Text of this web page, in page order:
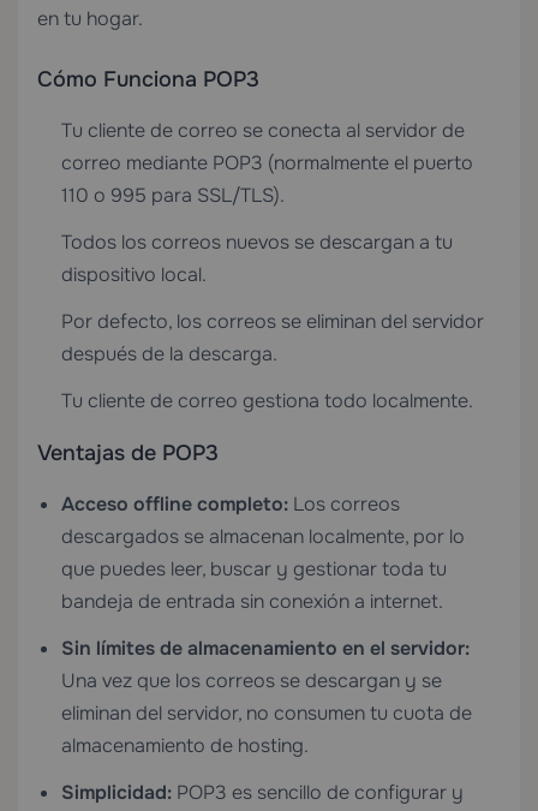
en tu hogar.
Cómo Funciona POP3
Tu cliente de correo se conecta al servidor de
correo mediante POP3 (normalmente el puerto
110 o 995 para SSL/TLS).
Todos los correos nuevos se descargan a tu
dispositivo local.
Por defecto, los correos se eliminan del servidor
después de la descarga.
Tu cliente de correo gestiona todo localmente.
Ventajas de POP3
Acceso offline completo: Los correos
descargados se almacenan localmente, por lo
que puedes leer, buscar y gestionar toda tu
bandeja de entrada sin conexión a internet.
Sin límites de almacenamiento en el servidor:
Una vez que los correos se descargan y se
eliminan del servidor, no consumen tu cuota de
almacenamiento de hosting.
Simplicidad: POP3 es sencillo de configurar y